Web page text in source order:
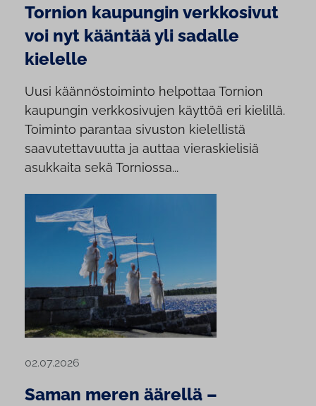
Tornion kaupungin verkkosivut
voi nyt kääntää yli sadalle
kielelle
Uusi käännöstoiminto helpottaa Tornion
kaupungin verkkosivujen käyttöä eri kielillä.
Toiminto parantaa sivuston kielellistä
saavutettavuutta ja auttaa vieraskielisiä
asukkaita sekä Torniossa...
02.07.2026
Saman meren äärellä –